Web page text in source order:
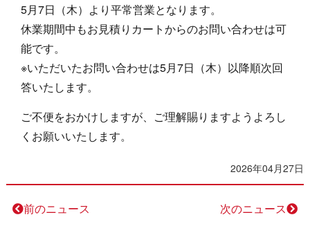
5月7日（木）より平常営業となります。
休業期間中もお見積りカートからのお問い合わせは可
能です。
※いただいたお問い合わせは5月7日（木）以降順次回
答いたします。
ご不便をおかけしますが、ご理解賜りますようよろし
くお願いいたします。
2026年04月27日
前のニュース 次のニュース